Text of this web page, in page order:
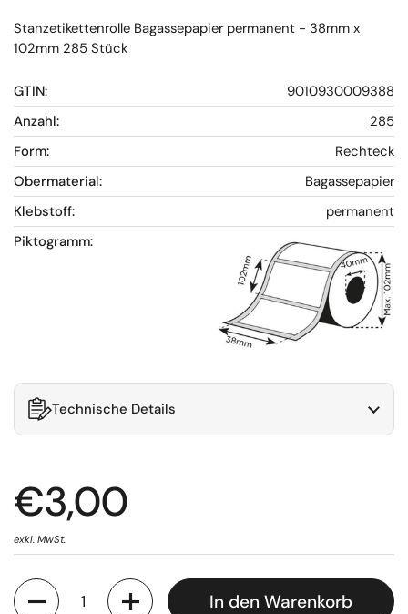
Stanzetikettenrolle Bagassepapier permanent - 38mm x
102mm 285 Stück
GTIN:
9010930009388
Anzahl:
285
Form:
Rechteck
Obermaterial:
Bagassepapier
Klebstoff:
permanent
Piktogramm:
Technische Details
€3,00
exkl. MwSt.
Anzahl
In den Warenkorb